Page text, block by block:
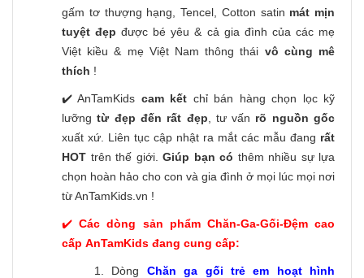
gấm tơ thượng hạng, Tencel, Cotton satin mát mịn
tuyệt đẹp được bé yêu & cả gia đình của các mẹ
Việt kiều & mẹ Việt Nam thông thái vô cùng mê
thích !
✔️ AnTamKids cam kết chỉ bán hàng chọn lọc kỹ
lưỡngtừ đẹp đến rất đẹp , tư vấn rõ nguồn gốc
xuất xứ. Liên tục cập nhật ra mắt các mẫu đang rất
HOT trên thế giới. Giúp bạn có thêm nhiều sự lựa
chọn hoàn hảo cho con và gia đình ở mọi lúc mọi nơi
từ AnTamKids.vn !
✔️Các dòng sản phẩm Chăn-Ga-Gối-Đệm cao
cấp AnTamKids đang cung cấp:
1. Dòng Chăn ga gối trẻ em hoạt hình